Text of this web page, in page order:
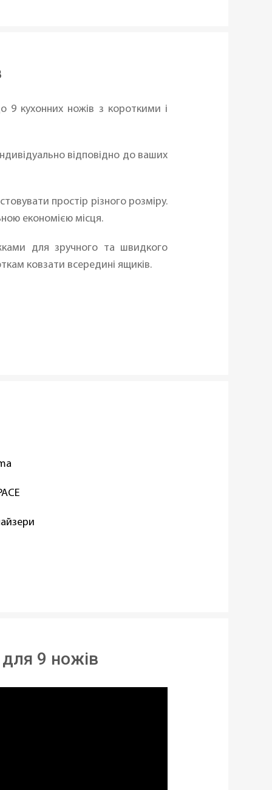
9 кухонних ножів з короткими і
відповідно до ваших
простір різного розміру.
економією місця.
для зручного та швидкого
ковзати всередині ящиків.
9 ножів